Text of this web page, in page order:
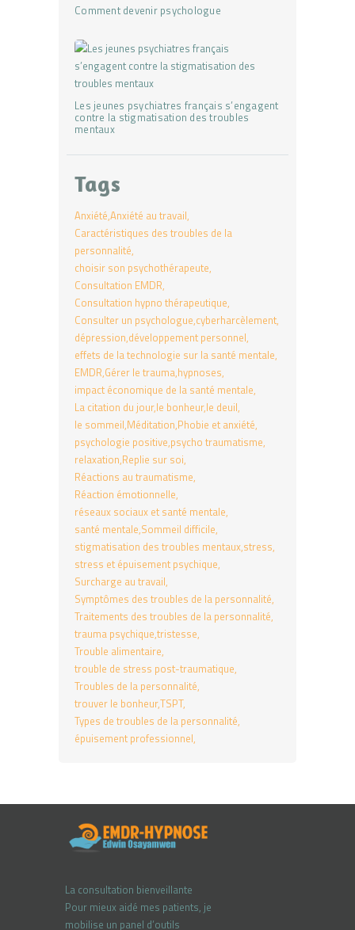
Comment devenir psychologue
Les jeunes psychiatres français s’engagent
contre la stigmatisation des troubles
mentaux
Tags
Anxiété Anxiété au travail
Caractéristiques des troubles de la
personnalité
choisir son psychothérapeute
Consultation EMDR
Consultation hypno thérapeutique
Consulter un psychologue cyberharcèlement
dépression développement personnel
effets de la technologie sur la santé mentale
EMDR Gérer le trauma hypnoses
impact économique de la santé mentale
La citation du jour le bonheur le deuil
le sommeil Méditation Phobie et anxiété
psychologie positive psycho traumatisme
relaxation Replie sur soi
Réactions au traumatisme
Réaction émotionnelle
réseaux sociaux et santé mentale
santé mentale Sommeil difficile
stigmatisation des troubles mentaux stress
stress et épuisement psychique
Surcharge au travail
Symptômes des troubles de la personnalité
Traitements des troubles de la personnalité
trauma psychique tristesse
Trouble alimentaire
trouble de stress post-traumatique
Troubles de la personnalité
trouver le bonheurTSPT
Types de troubles de la personnalité
épuisement professionnel
La consultation bienveillante
Pour mieux aidé mes patients, je
mobilise un panel d’outils